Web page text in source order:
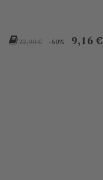
Prezzo
22,90 € -60% Prezzo
9,16 €